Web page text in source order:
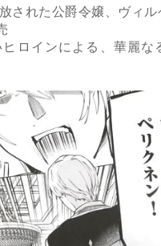
された公爵令嬢、ヴィ
ヒロインによる、華麗な